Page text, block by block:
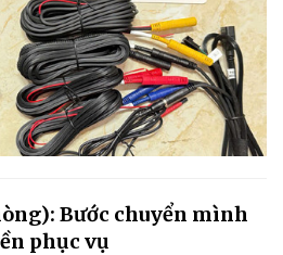
Bước chuyển mình
phục vụ